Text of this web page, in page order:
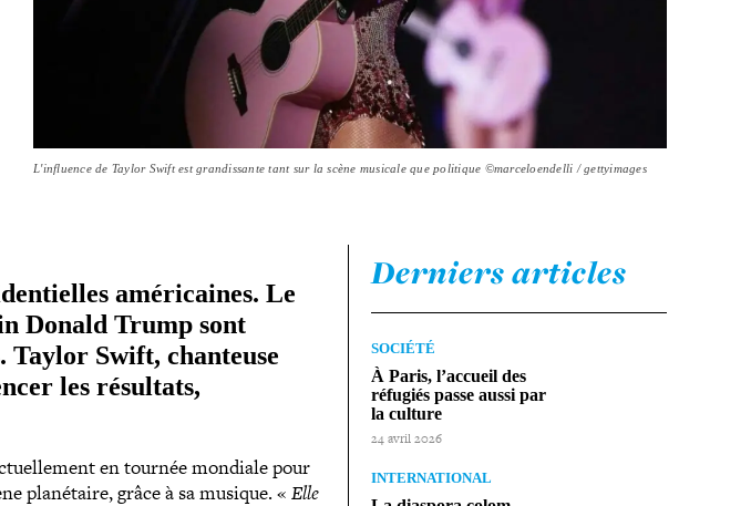
L'influence de Taylor Swift est grandissante tant sur la scène musicale que politique ©marceloendelli / gettyimages
amé­ri­caines. Le
Donald Trump sont
Taylor Swift, chanteuse
les résultats,
en tournée mondiale pour
pla­né­taire, grâce à sa musique. « Elle
Derniers articles
SOCIÉTÉ
À Paris, l’accueil des
réfugiés passe aussi par
la culture
24 avril 2026
INTERNATIONAL